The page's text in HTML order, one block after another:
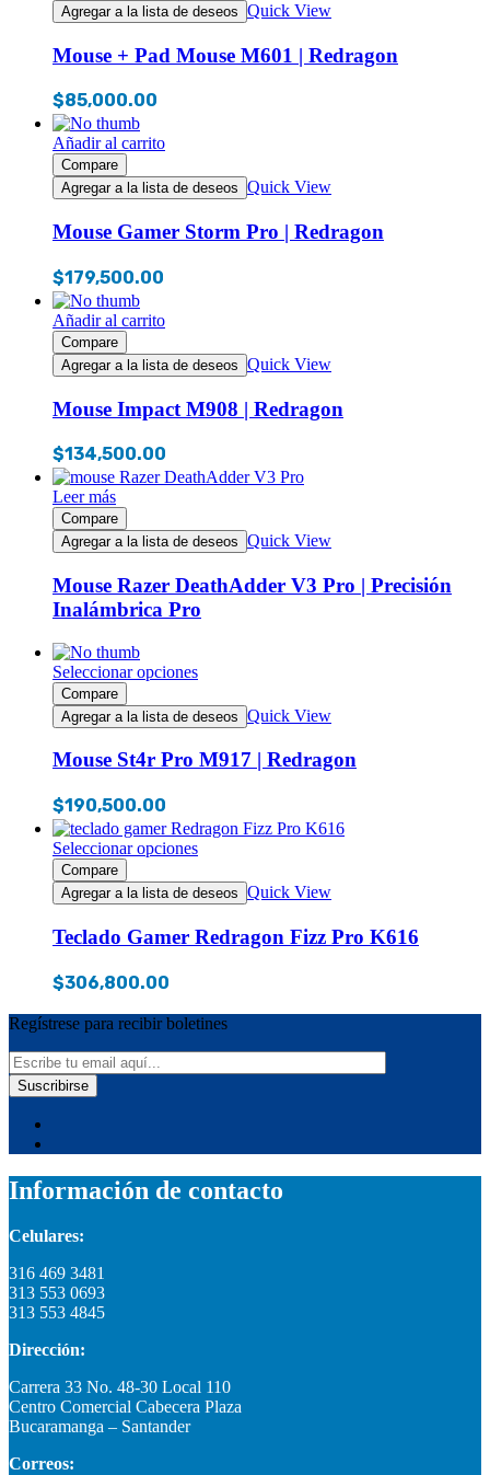
Agregar a la lista de deseos Quick View
Mouse + Pad Mouse M601 | Redragon
$85,000.00
Añadir al carrito
Compare
Agregar a la lista de deseos Quick View
Mouse Gamer Storm Pro | Redragon
$179,500.00
Añadir al carrito
Compare
Agregar a la lista de deseos Quick View
Mouse Impact M908 | Redragon
$134,500.00
Leer más
Compare
Agregar a la lista de deseos Quick View
Mouse Razer DeathAdder V3 Pro | Precisión
Inalámbrica Pro
Seleccionar opciones
Compare
Agregar a la lista de deseos Quick View
Mouse St4r Pro M917 | Redragon
$190,500.00
Seleccionar opciones
Compare
Agregar a la lista de deseos Quick View
Teclado Gamer Redragon Fizz Pro K616
$306,800.00
Regístrese para recibir boletines
Información de contacto
Celulares:
316 469 3481
313 553 0693
313 553 4845
Dirección:
Carrera 33 No. 48-30 Local 110
Centro Comercial Cabecera Plaza
Bucaramanga – Santander
Correos: